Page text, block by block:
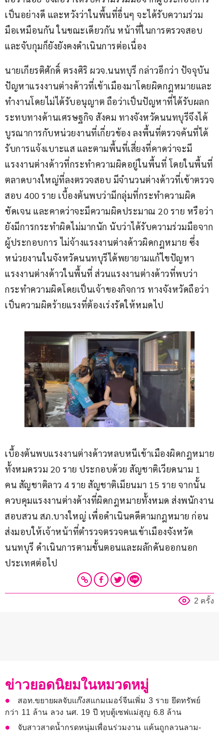
เป็นอย่างดี และหวังว่าในพื้นที่อื่นๆ จะได้รับความร่วม
มือเหมือนกัน ในขณะเดียวกัน หน้าที่ในการตรวจสอบ
และจับกุมก็ยังยังคงดำเนินการต่อเนื่อง
นายเกียรติศักดิ์ ตรงศิริ ผวจ.นนทบุรี กล่าวอีกว่า ปัจจุบัน
ปัญหาแรงงานต่างด้าวที่เข้าเมืองมาโดยผิดกฎหมายและ
ทำงานโดยไม่ได้รับอนุญาต ถือว่าเป็นปัญหาที่ได้รับผลก
ระทบทางด้านเศรษฐกิจ สังคม ทางจังหวัดนนทบุรีจึงได้
บูรณาการกับหน่วยงานที่เกี่ยวข้อง ลงพื้นที่ตรวจค้นที่ได้
รับการแจ้งเบาะแส และตามพื้นที่เสี่ยงที่คาดว่าจะมี
แรงงานต่างด้าวที่กระทำความผิดอยู่ในพื้นที่ โดยในพื้นที่
ตลาดบางใหญ่ที่ลงตรวจสอบ มีจำนวนต่างด้าวที่เข้าตรวจ
สอบ 400 ราย เบื้องต้นพบว่ามีกลุ่มที่กระทำความผิด
ชัดเจน และคาดว่าจะมีความผิดประมาณ 20 ราย หรือว่า
ยังมีการกระทำผิดไม่มากนัก นับว่าได้รับความร่วมมือจาก
ผู้ประกอบการ ไม่จ้างแรงงานต่างด้าวผิดกฎหมาย ซึ่ง
หน่วยงานในจังหวัดนนทบุรีได้พยายามแก้ไขปัญหา
แรงงานต่างด้าวในพื้นที่ ส่วนแรงงานต่างด้าวที่พบว่า
กระทำความผิดโดยเป็นเจ้าของกิจการ ทางจังหวัดถือว่า
เป็นความผิดร้ายแรงที่ต้องเร่งรัดให้หมดไป
เบื้องต้นพบแรงงานต่างด้าวหลบหนีเข้าเมืองผิดกฎหมาย
ทั้งหมดรวม 20 ราย ประกอบด้วย สัญชาติเวียดนาม 1
คน สัญชาติลาว 4 ราย สัญชาติเมียนมา 15 ราย จากนั้น
ควบคุมแรงงานต่างด้างที่ผิดกฎหมายทั้งหมด ส่งพนักงาน
สอบสวน สภ.บางใหญ่ เพื่อดำเนินคดีตามกฎหมาย ก่อน
ส่งมอบให้เจ้าหน้าที่ตำรวจตรวจคนเข้าเมืองจังหวัด
นนทบุรี ดำเนินการตามขั้นตอนและผลักดันออกนอก
ประเทศต่อไป
2 ครั้ง
ข่าวยอดนิยมในหมวดหมู่
สอท.ขยายผลจับแก๊งสแกมเมอร์จีนเพิ่ม 3 ราย ยึดทรัพย์
กว่า 11 ล้าน ลวง นศ. 19 ปี ทุบตู้เซฟแม่สูญ 6.8 ล้าน
จับสาวสาดน้ำกรดหนุ่มเพื่อนร่วมงาน แค้นถูกลวนลาม-